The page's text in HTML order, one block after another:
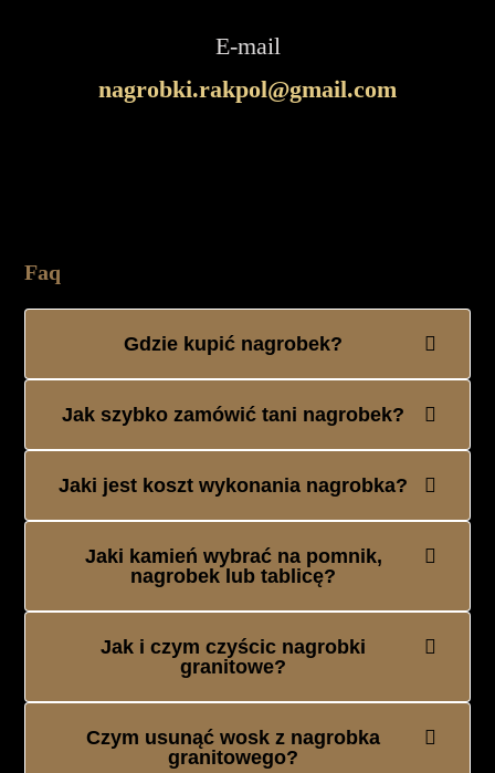
E-mail
nagrobki.rakpol@gmail.com
Faq
Gdzie kupić nagrobek?
Jak szybko zamówić tani nagrobek?
Jaki jest koszt wykonania nagrobka?
Jaki kamień wybrać na pomnik,
nagrobek lub tablicę?
Jak i czym czyścic nagrobki
granitowe?
Czym usunąć wosk z nagrobka
granitowego?